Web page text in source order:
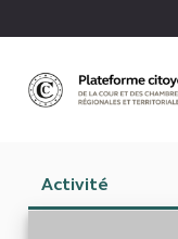
Activité